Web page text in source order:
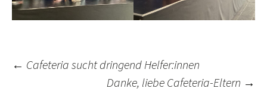
Post
← Cafeteria sucht dringend Helfer:innen
Danke, liebe Cafeteria-Eltern →